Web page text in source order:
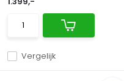
Vergelijk